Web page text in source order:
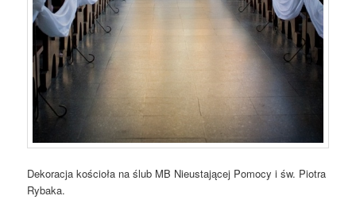
Dekoracja kościoła na ślub MB Nieustającej Pomocy i św. Piotra
Rybaka.